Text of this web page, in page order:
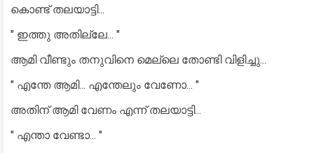
കൊണ്ട് തലയാട്ടി...
" ഇത്തു അതില്ലേ... "
ആമി വീണ്ടും തനുവിനെ മെല്ലെ തോണ്ടി വിളിച്ചു...
" എന്തേ ആമി... എന്തേലും വേണോ... "
അതിന് ആമി വേണം എന്ന് തലയാട്ടി...
" എന്താ വേണ്ടാ... "